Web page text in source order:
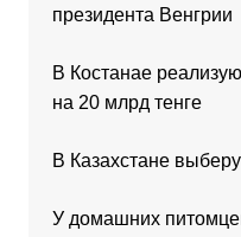
президента Венгрии
В Костанае
на 20 млрд тенге
В Казахстане
У домашних